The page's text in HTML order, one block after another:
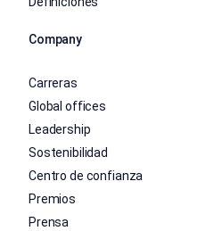
Company
Carreras
Global offices
Leadership
Sostenibilidad
Centro de confianza
Premios
Prensa